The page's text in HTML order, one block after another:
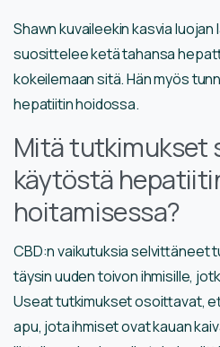
Shawn kuvaileekin kasvia luojan
suosittelee ketä tahansa
kokeilemaan sitä. Hän myös
hepatiitin hoidossa.
Mitä tutkimukset
käytöstä
hoitamisessa?
CBD:n vaikutuksia selvittäneet
täysin uuden toivon ihmisille,
Useat tutkimukset osoittavat,
apu, jota ihmiset ovat kauan